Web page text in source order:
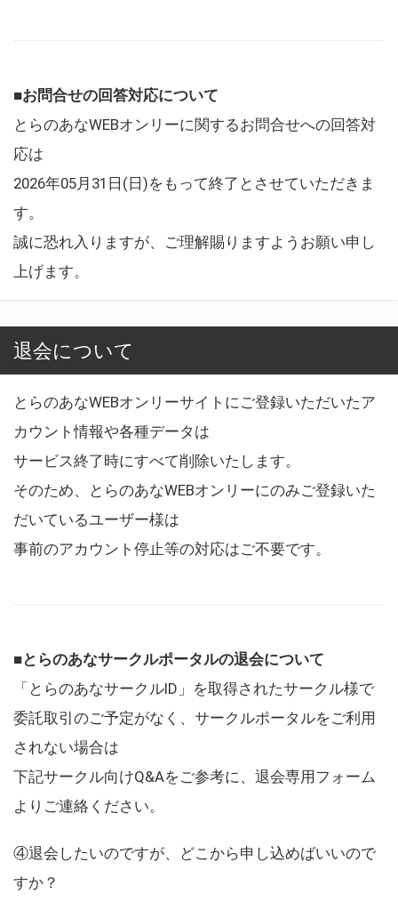
■お問合せの回答対応について
とらのあなWEBオンリーに関するお問合せへの回答対
応は
2026年05月31日(日)をもって終了とさせていただきま
す。
誠に恐れ入りますが、ご理解賜りますようお願い申し
上げます。
退会について
とらのあなWEBオンリーサイトにご登録いただいたア
カウント情報や各種データは
サービス終了時にすべて削除いたします。
そのため、とらのあなWEBオンリーにのみご登録いた
だいているユーザー様は
事前のアカウント停止等の対応はご不要です。
■とらのあなサークルポータルの退会について
「とらのあなサークルID」を取得されたサークル様で
委託取引のご予定がなく、サークルポータルをご利用
されない場合は
下記サークル向けQ&Aをご参考に、退会専用フォーム
よりご連絡ください。
④退会したいのですが、どこから申し込めばいいので
すか？